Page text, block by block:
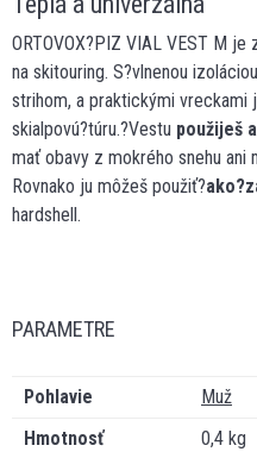
ORTOVOX?PIZ VIAL VEST M
na skitouring. S?vlnenou
strihom, a praktickými vreckami
skialpovú?túru.?Vestu použiješ
mať obavy z mokrého snehu ani
Rovnako ju môžeš použiť?
hardshell.
PARAMETRE
Pohlavie
Muž
Hmotnosť
0,4 kg